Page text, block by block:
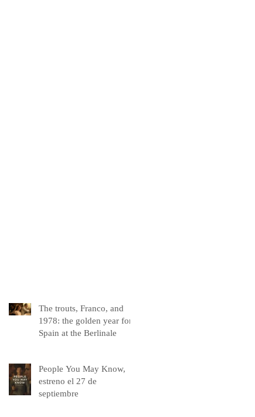
The trouts, Franco, and
1978: the golden year for
Spain at the Berlinale
People You May Know,
estreno el 27 de
septiembre